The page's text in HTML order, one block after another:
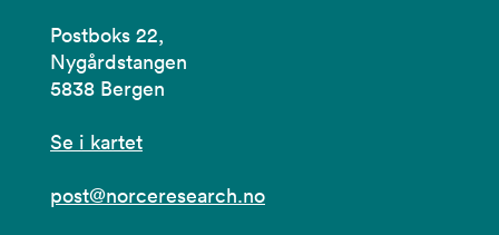
Postboks 22,
Nygårdstangen
5838 Bergen
Se i kartet
post@norceresearch.no